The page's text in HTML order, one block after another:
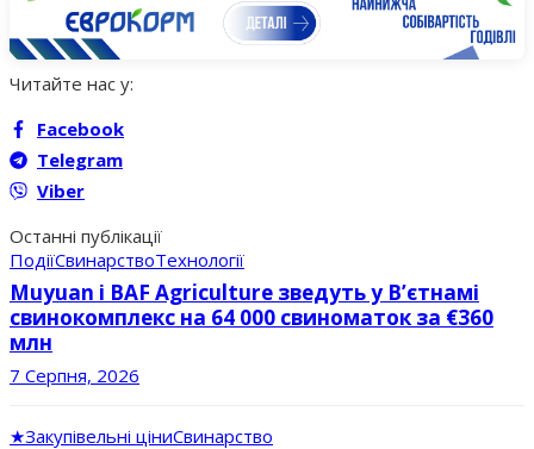
Читайте нас у:
Facebook
Telegram
Viber
Останні публікації
ПодіїСвинарствоТехнології
Muyuan і BAF Agriculture зведуть у В’єтнамі
свинокомплекс на 64 000 свиноматок за €360
млн
7 Серпня, 2026
★Закупівельні ціниСвинарство